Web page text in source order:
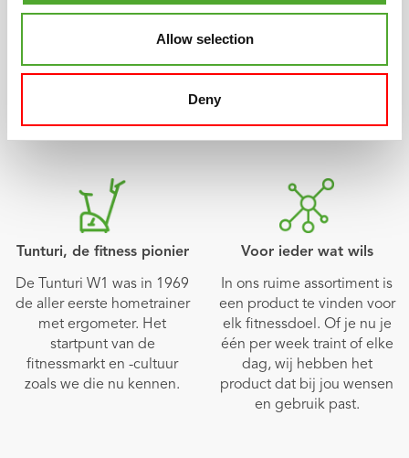
Allow selection
Deny
vormgeving heeft haar
met die zo typische
ontwerp traditie. Compact,
specifieke details.
garantieperiode. Wij willen
met je fitnessapparaat,
anders zijn wij dat ook niet.
Tunturi, de fitness pionier
De Tunturi W1 was in 1969
de aller eerste hometrainer
met ergometer. Het
startpunt van de
fitnessmarkt en -cultuur
zoals we die nu kennen.
Voor ieder wat wils
In ons ruime assortiment is
een product te vinden voor
elk fitnessdoel. Of je nu je
één per week traint of elke
dag, wij hebben het
product dat bij jou wensen
en gebruik past.